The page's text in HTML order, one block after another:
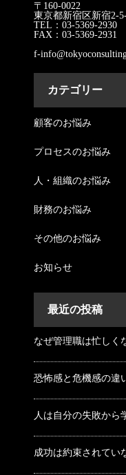
〒160-0022
東京都新宿区新宿2-
TEL：03-5369-2930
FAX：03-5369-2931
f-
カテゴリー
顧客のお悩み
プロセスのお悩み
人・組織のお悩み
財務のお悩み
その他のお悩み
お知らせ
最近の投稿
なぜ管理職は忙しく
恐怖感と危機感の違
人は自分の失敗から
成功は約束されてい